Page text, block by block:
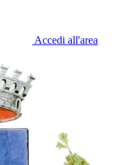
Accedi all'area